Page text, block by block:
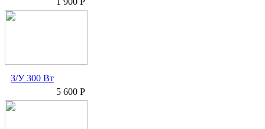
З/У 300 Вт
5 600 Р